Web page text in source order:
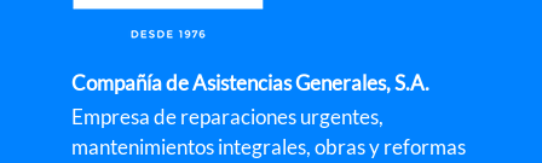
Compañía de Asistencias Generales, S.A.
Empresa de reparaciones urgentes,
mantenimientos integrales, obras y reformas